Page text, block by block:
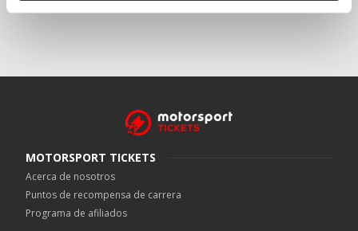
MOTORSPORT TICKETS
Acerca de nosotros
Puntos de recompensa de carrera
Programa de afiliados